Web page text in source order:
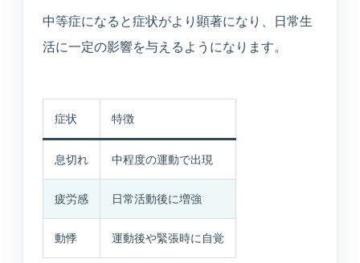
中等症になると症状がより顕著になり、日常生
活に一定の影響を与えるようになります。
症状 特徴
息切れ 中程度の運動で出現
疲労感 日常活動後に増強
動悸 運動後や緊張時に自覚